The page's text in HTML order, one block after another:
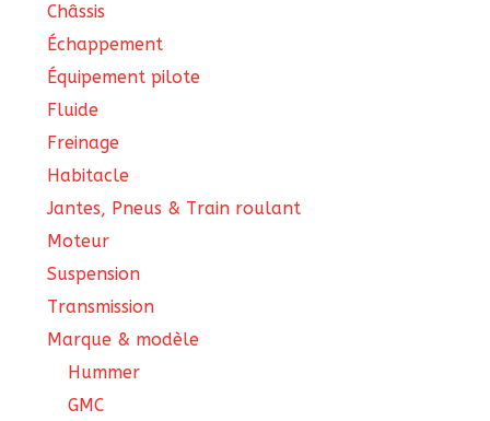
Châssis
Échappement
Équipement pilote
Fluide
Freinage
Habitacle
Jantes, Pneus & Train roulant
Moteur
Suspension
Transmission
Marque & modèle
Hummer
GMC